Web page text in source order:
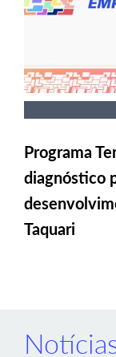
Programa
diagnóstico
Taquari